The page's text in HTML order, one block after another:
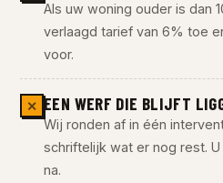
Als uw woning ouder is dan
verlaagd tarief van 6% toe
voor.
✕ EEN WERF DIE BLIJFT
Wij ronden af in één
schriftelijk wat er nog rest.
na.